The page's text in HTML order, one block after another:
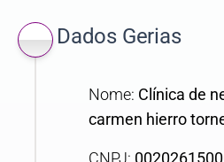
Dados Gerias
Nome: Clínica de
carmen hierro
CNPJ: